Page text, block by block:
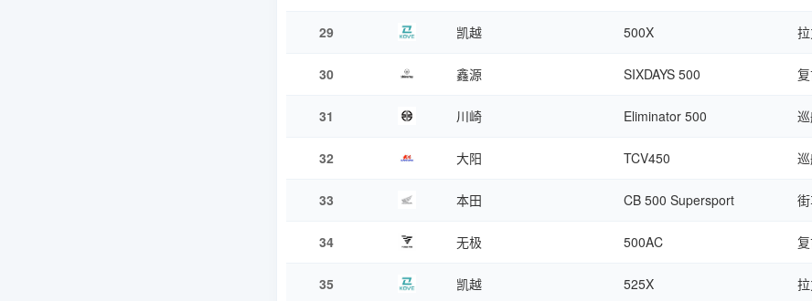
29 凯越 500X
30 鑫源 SIXDAYS 500
31 川崎 Eliminator 500
32 大阳 TCV450
33 本田 CB 500 Supersport
34 无极 500AC
35 凯越 525X